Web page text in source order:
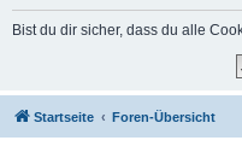
Bist du dir sicher, dass du alle
Startseite Foren-Übersicht